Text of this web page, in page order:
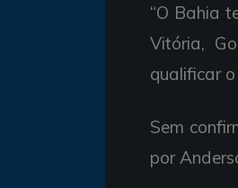
“O Bahia
Vitória,
qualificar
Sem
por